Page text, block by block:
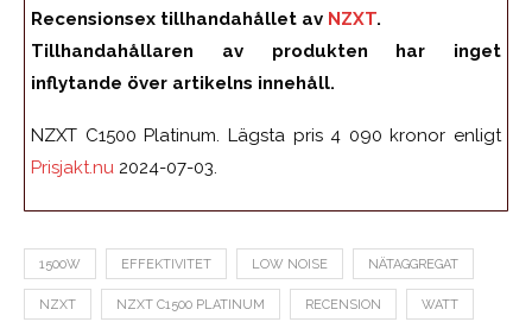
Recensionsex tillhandahållet av NZXT.
Tillhandahållaren av produkten har inget
inflytande över artikelns innehåll.
NZXT C1500 Platinum. Lägsta pris 4 090 kronor enligt
Prisjakt.nu 2024-07-03.
1500W EFFEKTIVITET LOW NOISE NÄTAGGREGAT
NZXT NZXT C1500 PLATINUM RECENSION WATT